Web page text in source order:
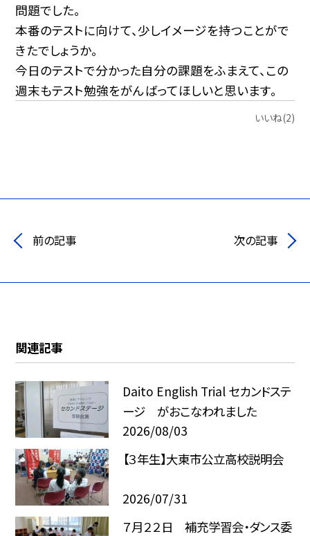
問題でした。
本番のテストに向けて、少しイメージを持つことがで
きたでしょうか。
今日のテストで分かった自分の課題をふまえて、この
週末もテスト勉強をがんばってほしいと思います。
いいね(2)
前の記事 次の記事
関連記事
Daito English Trial セカンドステ
ージ がおこなわれました
2026/08/03
【３年生】大東市公立高校説明会
2026/07/31
７月２２日 補充学習会・ダンス委